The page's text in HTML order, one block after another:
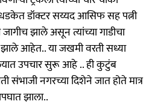
डॉक्टर सय्यद आसिफ सह पत्नी
झाले असून त्यांच्या गाडीचा
आहेत.. या जखमी वरती सध्या
उपचार सुरू आहे .. ही कुटुंब
संभाजी नगरच्या दिशेने जात होते मात्र
झाला..